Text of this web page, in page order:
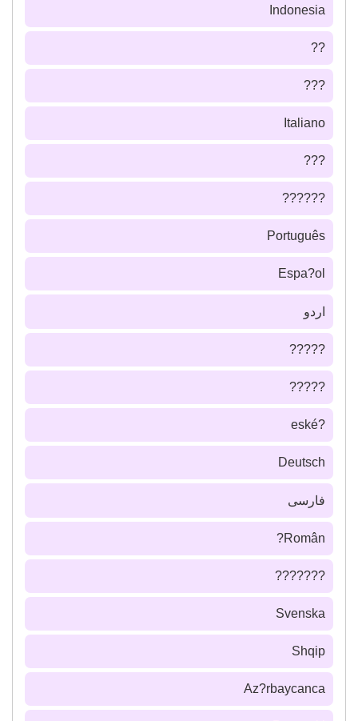
Indonesia
??
???
Italiano
???
??????
Português
Espa?ol
اردو
?????
?????
?eské
Deutsch
فارسى
Român?
???????
Svenska
Shqip
Az?rbaycanca